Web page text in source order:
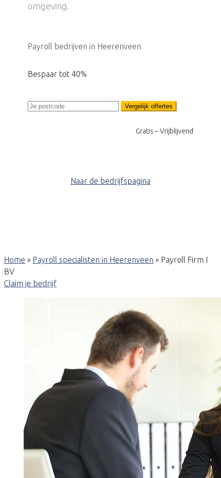
omgeving.
Payroll bedrijven in Heerenveen
Bespaar tot 40%
Vergelijk offertes
Gratis – Vrijblijvend
Naar de bedrijfspagina
Home » Payroll specialisten in Heerenveen » Payroll Firm I
BV
Claim je bedrijf